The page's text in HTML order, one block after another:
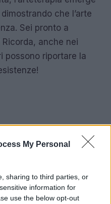
My Personal
sharing to third parties, or
information for
use the below opt-out
che l’arte
Sei pronto a
Ricorda, anche nei
possono riportare la